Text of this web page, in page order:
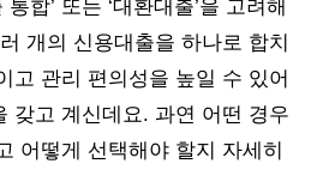
합’ 또는 ‘대환대출’을 고려해
개의 신용대출을 하나로 합치
고 관리 편의성을 높일 수 있어
갖고 계신데요. 과연 어떤 경우
어떻게 선택해야 할지 자세히